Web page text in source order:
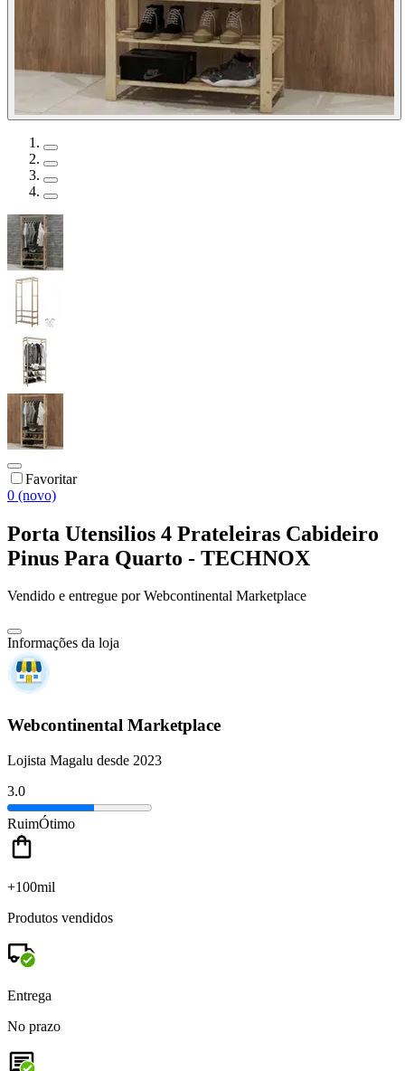
Favoritar
0 (novo)
Porta Utensilios 4 Prateleiras Cabideiro
Pinus Para Quarto - TECHNOX
Vendido e entregue por Webcontinental Marketplace
Informações da loja
Webcontinental Marketplace
Lojista Magalu desde 2023
3.0
RuimÓtimo
+100mil
Produtos vendidos
Entrega
No prazo